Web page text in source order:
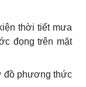
thời tiết mưa
đọng trên mặt
đồ phương thức